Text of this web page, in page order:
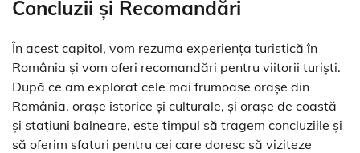
Concluzii și Recomandări
În acest capitol, vom rezuma experiența turistică în
România și vom oferi recomandări pentru viitorii turiști.
După ce am explorat cele mai frumoase orașe din
România, orașe istorice și culturale, și orașe de coastă
și stațiuni balneare, este timpul să tragem concluziile și
să oferim sfaturi pentru cei care doresc să viziteze